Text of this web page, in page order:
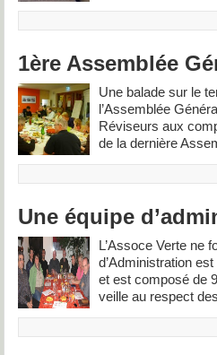
1ère Assemblée
Une balade sur le
l’Assemblée
Réviseurs aux
de la dernière
Une équipe
L’Assoce Verte ne
d’Administration
et est composé de
veille au respect